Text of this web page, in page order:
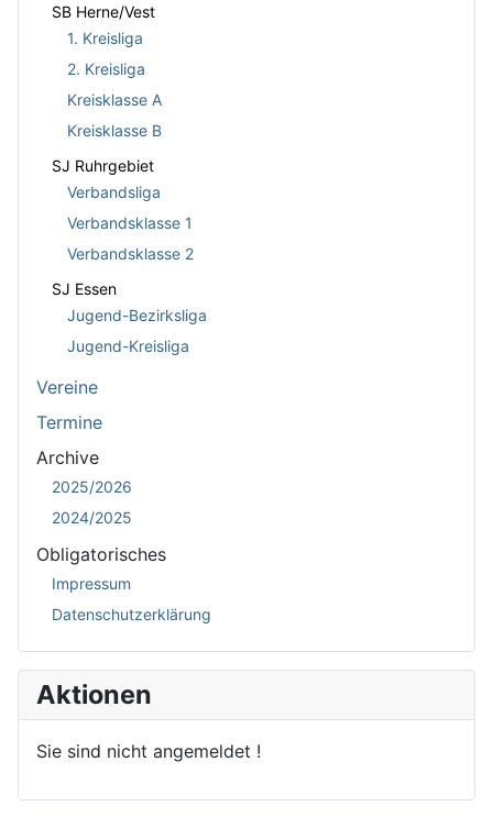
SB Herne/Vest
1. Kreisliga
2. Kreisliga
Kreisklasse A
Kreisklasse B
SJ Ruhrgebiet
Verbandsliga
Verbandsklasse 1
Verbandsklasse 2
SJ Essen
Jugend-Bezirksliga
Jugend-Kreisliga
Vereine
Termine
Archive
2025/2026
2024/2025
Obligatorisches
Impressum
Datenschutzerklärung
Aktionen
Sie sind nicht angemeldet !